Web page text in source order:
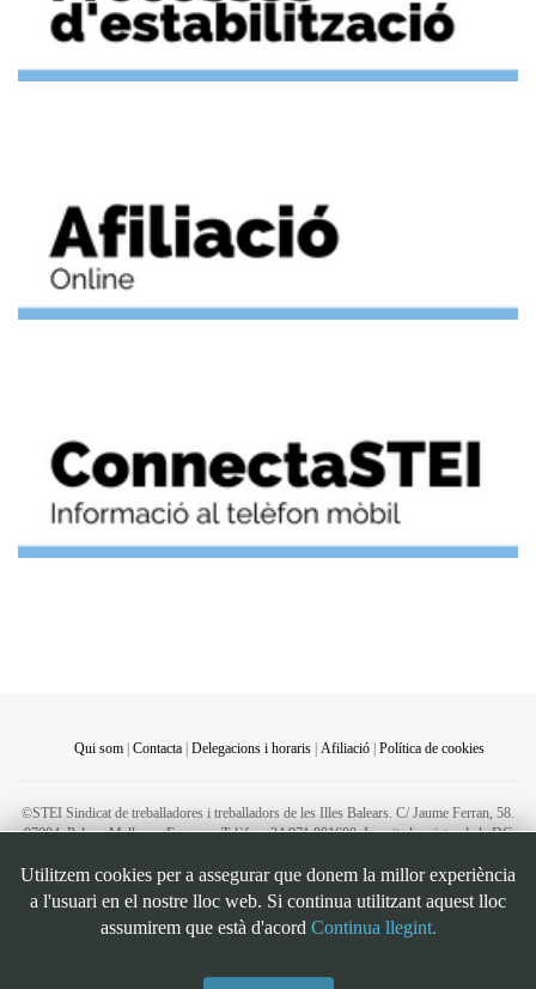
El Gerent de l'IMAS va respondre que encara s'està estudiant, de forma
conjunta amb el Consell de Mallorca.
Qui som| Contacta| Delegacions i horaris| Afiliació| Política de cookies
©STEI Sindicat de treballadores i treballadors de les Illes Balears. C/ Jaume Ferran, 58.
07004. Palma. Mallorca. Espanya. Telèfon: 34 971 901600. Inscrit al registre de la DG
G07126956
Bootstrapis a front-end framework of Twitter, Inc. Code licensed underMIT License.
Font Awesomefont licensed under SIL OFL 1.1.
Utilitzem cookies per a assegurar que donem la millor experiència
a l'usuari en el nostre lloc web. Si continua utilitzant aquest lloc
assumirem que està d'acord Continua llegint.